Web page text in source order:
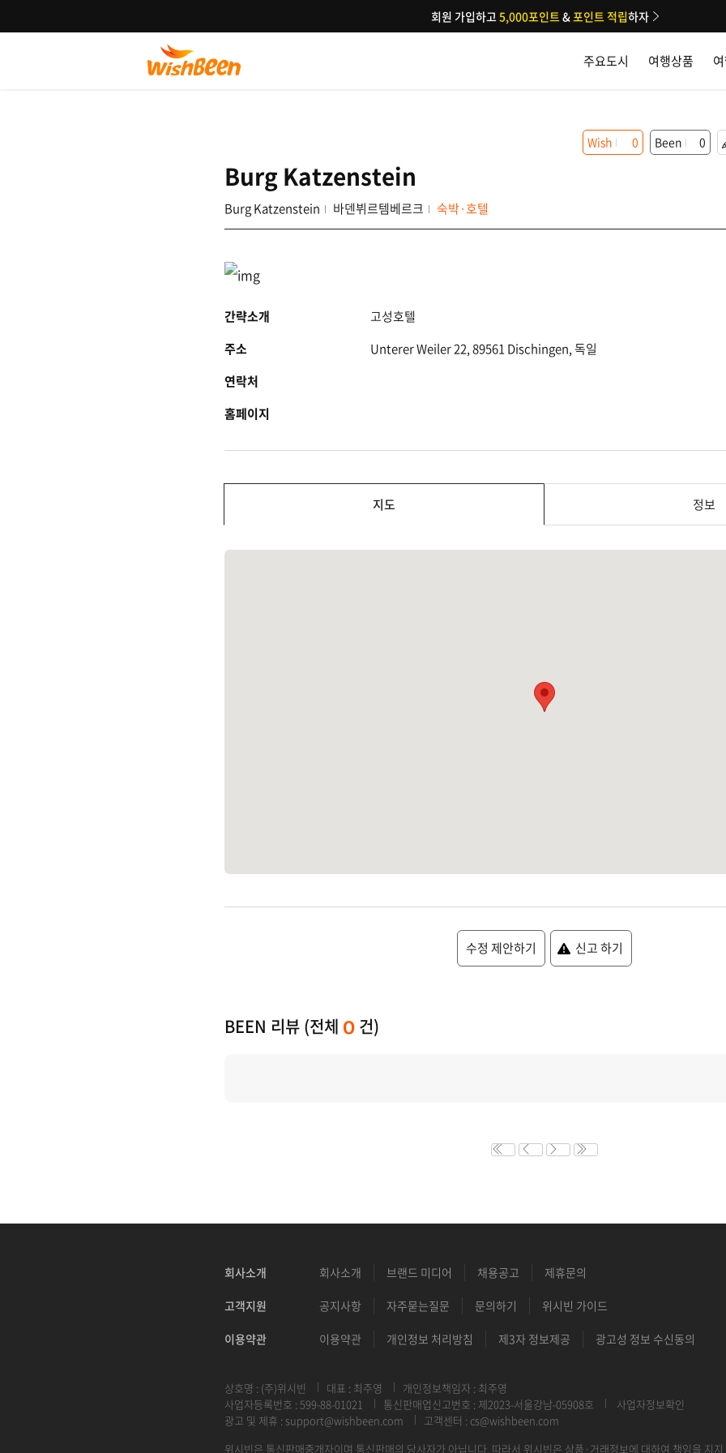
주요도시 여행상품
회원 가입하고5,000포인트&포인트 적립하자
Burg Katzenstein
Burg Katzenstein 바덴뷔르템베르크 숙박·호텔
Wish 0 Been 0
간략소개
고성호텔
주소
Unterer Weiler 22, 89561 Dischingen, 독일
연락처
홈페이지
지도 정보
수정 제안하기 신고 하기
BEEN 리뷰 (전체 0 건)
회사소개 회사소개 브랜드 미디어 채용공고 제휴문의
고객지원 공지사항 자주묻는질문 문의하기 위시빈 가이드
이용약관 이용약관 개인정보 처리방침 제3자 정보제공 광고성 정보 수신동의
상호명 : (주)위시빈 대표 : 최주영
개인정보책임자 : 최주영
사업자등록번호 : 599-88-01021
통신판매업신고번호 : 제2023-서울강남-05908호
사업자정보확인
광고 및 제휴 : support@wishbeen.com
고객센터 : cs@wishbeen.com
위시빈은 통신판매중개자이며 통신판매의 당사자가 아닙니다. 따라서 위시빈은 상품·거래정보에 대하여 책임을 지